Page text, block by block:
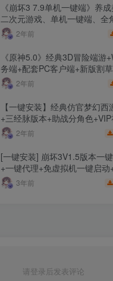
《崩坏3 7.9单机一键端》养
二次元游戏、单机一键端、全
限资源、附带保姆级安装教程
2年前
《原神5.0》经典3D冒险端游
务端+配套PC客户端+新版割
文件2年前
【一键安装】经典仿官梦幻
+三经脉版本+助战分角色
+剧情活动+视频搭建及其他修
2年前
[一键安装] 崩坏3V1.5版本一
+一键代理+免虚拟机一键启动
细指令+极简一键修改
3年前
请登录后发表评论